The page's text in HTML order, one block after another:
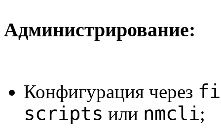
Администрирование:
Конфигурация через
scripts или nmcli;